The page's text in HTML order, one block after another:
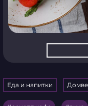
Еда и напитки